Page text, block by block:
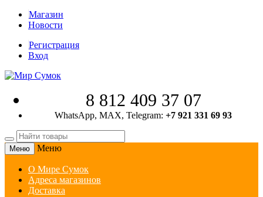
Магазин
Новости
Регистрация
Вход
8 812 409 37 07
WhatsApp, MAX, Telegram: +7 921 331 69 93
Меню Меню
О Мире Сумок
Адреса магазинов
Доставка